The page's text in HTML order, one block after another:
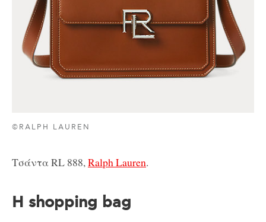
©RALPH LAUREN
Τσάντα RL 888, Ralph Lauren.
Η shopping bag